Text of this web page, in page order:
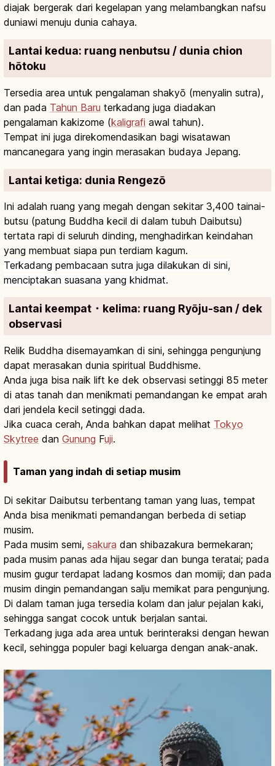
diajak bergerak dari kegelapan yang melambangkan nafsu
duniawi menuju dunia cahaya.
Lantai kedua: ruang nenbutsu / dunia chion
hōtoku
Tersedia area untuk pengalaman shakyō (menyalin sutra),
dan pada Tahun Baru terkadang juga diadakan
pengalaman kakizome (kaligrafi awal tahun).
Tempat ini juga direkomendasikan bagi wisatawan
mancanegara yang ingin merasakan budaya Jepang.
Lantai ketiga: dunia Rengezō
Ini adalah ruang yang megah dengan sekitar 3,400 tainai-
butsu (patung Buddha kecil di dalam tubuh Daibutsu)
tertata rapi di seluruh dinding, menghadirkan keindahan
yang membuat siapa pun terdiam kagum.
Terkadang pembacaan sutra juga dilakukan di sini,
menciptakan suasana yang khidmat.
Lantai keempat・kelima: ruang Ryōju-san / dek
observasi
Relik Buddha disemayamkan di sini, sehingga pengunjung
dapat merasakan dunia spiritual Buddhisme.
Anda juga bisa naik lift ke dek observasi setinggi 85 meter
di atas tanah dan menikmati pemandangan ke empat arah
dari jendela kecil setinggi dada.
Jika cuaca cerah, Anda bahkan dapat melihat Tokyo
Skytree dan Gunung Fuji.
Taman yang indah di setiap musim
Di sekitar Daibutsu terbentang taman yang luas, tempat
Anda bisa menikmati pemandangan berbeda di setiap
musim.
Pada musim semi, sakura dan shibazakura bermekaran;
pada musim panas ada hijau segar dan bunga teratai; pada
musim gugur terdapat ladang kosmos dan momiji; dan pada
musim dingin pemandangan salju memikat para pengunjung.
Di dalam taman juga tersedia kolam dan jalur pejalan kaki,
sehingga sangat cocok untuk berjalan santai.
Terkadang juga ada area untuk berinteraksi dengan hewan
kecil, sehingga populer bagi keluarga dengan anak-anak.